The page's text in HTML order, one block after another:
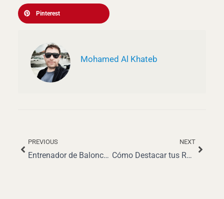
Pinterest
Mohamed Al Khateb
AntPREVIOUS
Entrenador de Baloncesto: Roles, Salarios y Perspectivas de Carrera
NEXT
Cómo Destacar tus Responsabilidades y Habilidades como Trabajador de Almacén en tu CV